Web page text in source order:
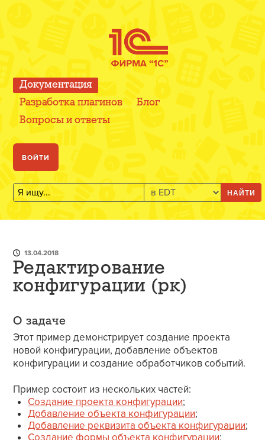
Документация
Разработка плагинов
Блог
Вопросы и ответы
ВОЙТИ
НАЙТИ
13.04.2018
Редактирование
конфигурации (рк)
О задаче
Этот пример демонстрирует создание проекта
новой конфигурации, добавление объектов
конфигурации и создание обработчиков событий.
Пример состоит из нескольких частей:
Создание проекта конфигурации;
Добавление объекта конфигурации;
Добавление реквизита объекта конфигурации;